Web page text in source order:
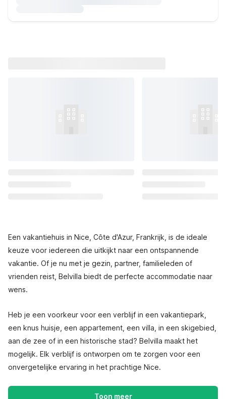
Een vakantiehuis in Nice, Côte d'Azur, Frankrijk, is de ideale
keuze voor iedereen die uitkijkt naar een ontspannende
vakantie. Of je nu met je gezin, partner, familieleden of
vrienden reist, Belvilla biedt de perfecte accommodatie naar
wens.
Heb je een voorkeur voor een verblijf in een vakantiepark,
een knus huisje, een appartement, een villa, in een skigebied,
aan de zee of in een historische stad? Belvilla maakt het
mogelijk. Elk verblijf is ontworpen om te zorgen voor een
onvergetelijke ervaring in het prachtige Nice.
Toon meer